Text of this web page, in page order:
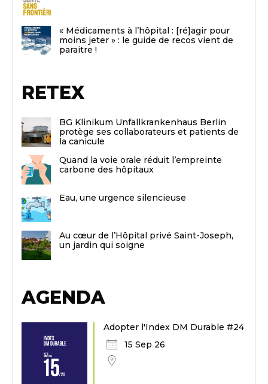
« Médicaments à l’hôpital : [ré]agir pour
moins jeter » : le guide de recos vient de
paraitre !
RETEX
BG Klinikum Unfallkrankenhaus Berlin
protège ses collaborateurs et patients de
la canicule
Quand la voie orale réduit l’empreinte
carbone des hôpitaux
Eau, une urgence silencieuse
Au cœur de l’Hôpital privé Saint-Joseph,
un jardin qui soigne
AGENDA
Adopter l'Index DM Durable #24
15 Sep 26